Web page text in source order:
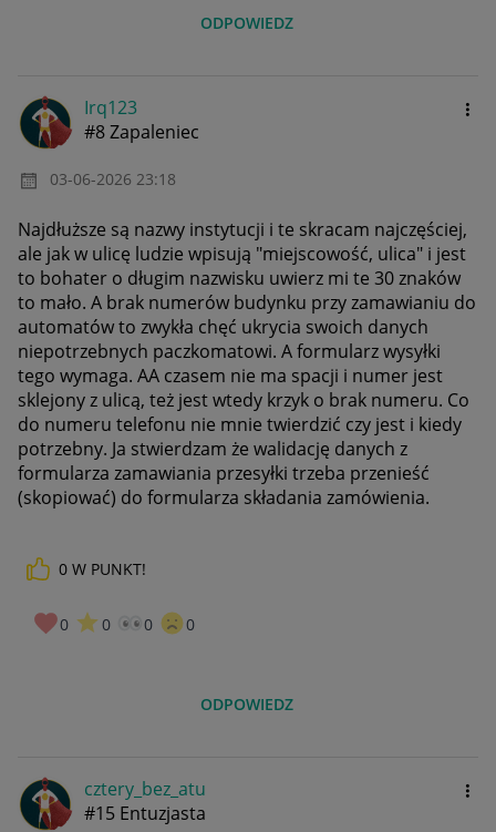
ODPOWIEDZ
Irq123
#8 Zapaleniec
‎03-06-2026 23:18
Najdłuższe są nazwy instytucji i te skracam najczęściej,
ale jak w ulicę ludzie wpisują "miejscowość, ulica" i jest
to bohater o długim nazwisku uwierz mi te 30 znaków
to mało. A brak numerów budynku przy zamawianiu do
automatów to zwykła chęć ukrycia swoich danych
niepotrzebnych paczkomatowi. A formularz wysyłki
tego wymaga. AA czasem nie ma spacji i numer jest
sklejony z ulicą, też jest wtedy krzyk o brak numeru. Co
do numeru telefonu nie mnie twierdzić czy jest i kiedy
potrzebny. Ja stwierdzam że walidację danych z
formularza zamawiania przesyłki trzeba przenieść
(skopiować) do formularza składania zamówienia.
0 W PUNKT!
0 0 0 0
ODPOWIEDZ
cztery_bez_atu
#15 Entuzjasta